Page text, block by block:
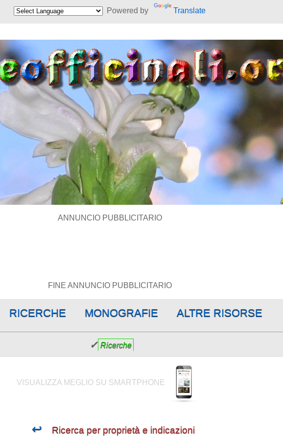
Powered by Translate
ANNUNCIO PUBBLICITARIO
FINE ANNUNCIO PUBBLICITARIO
RICERCHE MONOGRAFIE ALTRE RISORSE
✓ Ricerche
VISUALIZZA MEGLIO SU SMARTPHONE
↩ Ricerca per proprietà e indicazioni